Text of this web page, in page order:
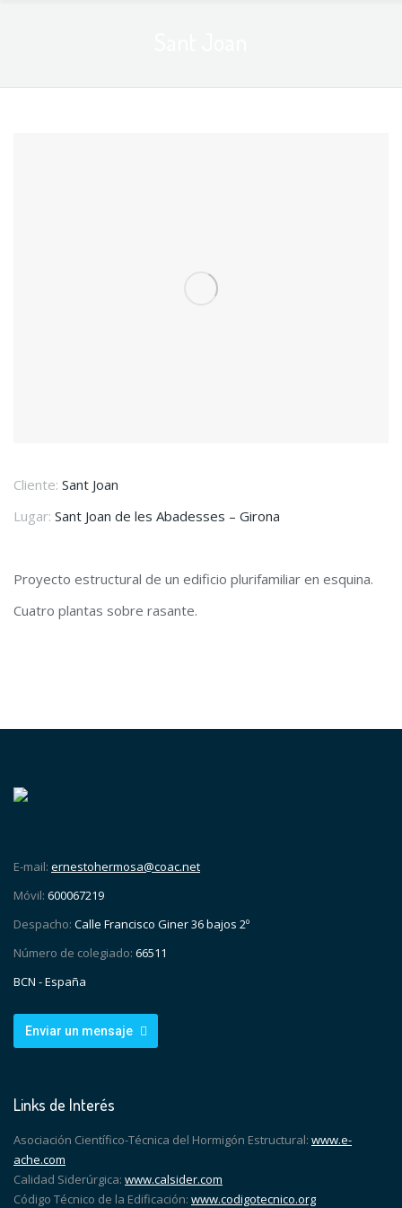
Cliente: Sant Joan
Lugar: Sant Joan de les Abadesses – Girona
Proyecto estructural de un edificio plurifamiliar en esquina.
Cuatro plantas sobre rasante.
E-mail: ernestohermosa@coac.net
Móvil: 600067219
Despacho: Calle Francisco Giner 36 bajos 2º
Número de colegiado: 66511
BCN - España
Enviar un mensaje
Links de Interés
Asociación Científico-Técnica del Hormigón Estructural: www.e-
ache.com
Calidad Siderúrgica: www.calsider.com
Código Técnico de la Edificación: www.codigotecnico.org